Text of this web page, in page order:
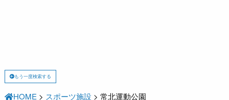
もう一度検索する
HOME > スポーツ施設 >常北運動公園